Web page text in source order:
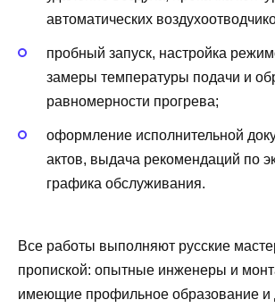
автоматических
пробный запуск, настройка
замеры температуры подачи и
равномерности прогрева;
оформление исполнительной
актов, выдача рекомендаций по
графика обслуживания.
Все работы выполняют русские
пропиской: опытные инженеры и
имеющие профильное образование